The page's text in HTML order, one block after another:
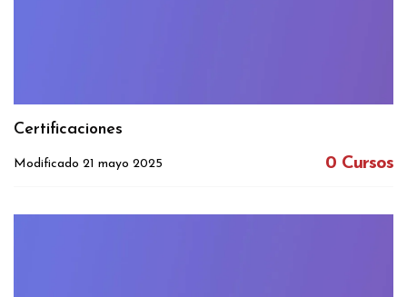
Certificaciones
Modificado 21 mayo 2025 0 Cursos